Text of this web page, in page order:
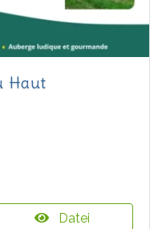
Haut
Datei